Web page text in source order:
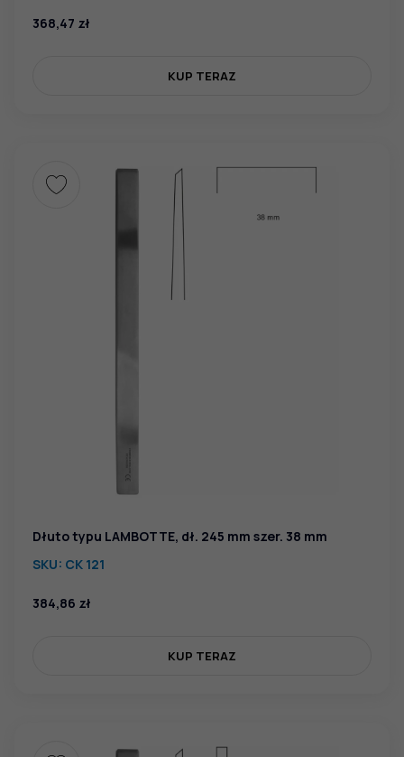
368,47 zł
KUP TERAZ
Dłuto typu LAMBOTTE, dł. 245 mm szer. 38 mm
SKU: CK 121
384,86 zł
KUP TERAZ